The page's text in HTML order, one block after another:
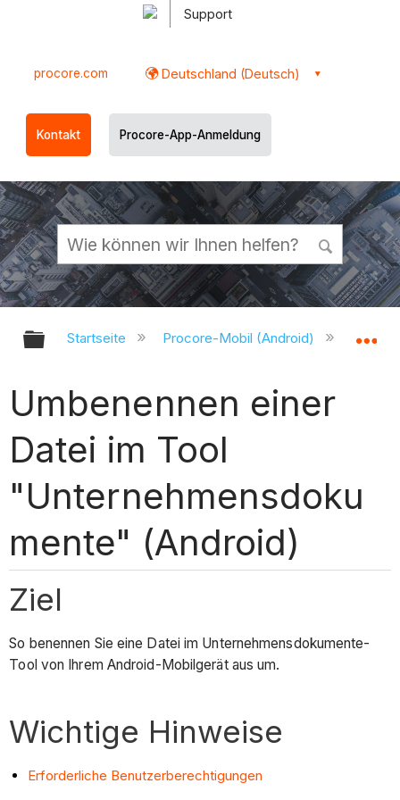
Support
procore.com Deutschland (Deutsch)
Kontakt Procore-App-Anmeldung
Globale Hierarchie auf- und
Startseite Procore-Mobil (Android)
Umbenennen einer
Datei im Tool
"Unternehmensdoku
mente" (Android)
Ziel
So benennen Sie eine Datei im Unternehmensdokumente-
Tool von Ihrem Android-Mobilgerät aus um.
Wichtige Hinweise
Erforderliche Benutzerberechtigungen